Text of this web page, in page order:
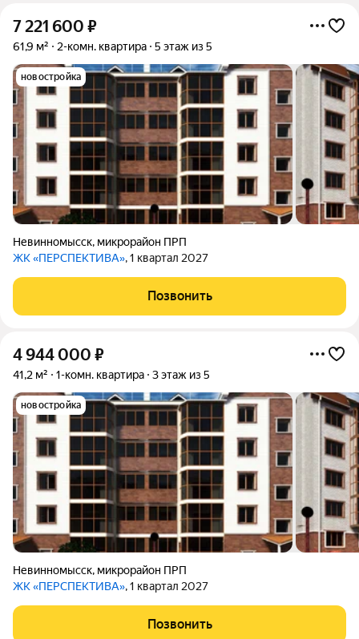
7 221 600 ₽
61,9 м² 2-комн. квартира 5 этаж из 5
новостройка
Невинномысск, микрорайон ПРП
ЖК «ПЕРСПЕКТИВА», 1 квартал 2027
Позвонить
4 944 000 ₽
41,2 м² 1-комн. квартира 3 этаж из 5
новостройка
Невинномысск, микрорайон ПРП
ЖК «ПЕРСПЕКТИВА», 1 квартал 2027
Позвонить